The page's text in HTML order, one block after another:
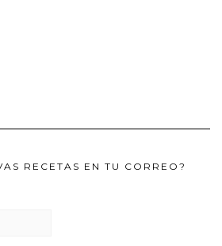
RECETAS EN TU CORREO?